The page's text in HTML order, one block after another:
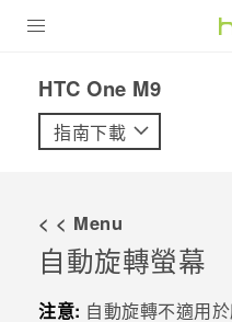
VIVE
配件
HTC One M9‎
指南下載
< < Menu
自動旋轉螢幕
注意: 自動旋轉不適用